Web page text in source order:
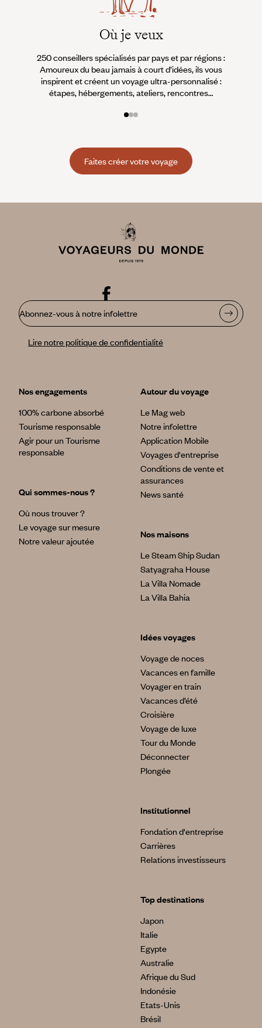
Où je veux
250 conseillers spécialisés par pays et par régions :
Amoureux du beau jamais à court d’idées, ils vous
inspirent et créent un voyage ultra-personnalisé :
étapes, hébergements, ateliers, rencontres…
Faites créer votre voyage
Abonnez-vous à notre infolettre
Lire notre politique de confidentialité
Nos engagements
100% carbone absorbé
Tourisme responsable
Agir pour un Tourisme
responsable
Qui sommes-nous ?
Où nous trouver ?
Le voyage sur mesure
Notre valeur ajoutée
Autour du voyage
Le Mag web
Notre infolettre
Application Mobile
Voyages d'entreprise
Conditions de vente et
assurances
News santé
Nos maisons
Le Steam Ship Sudan
Satyagraha House
La Villa Nomade
La Villa Bahia
Idées voyages
Voyage de noces
Vacances en famille
Voyager en train
Vacances d’été
Croisière
Voyage de luxe
Tour du Monde
Déconnecter
Plongée
Institutionnel
Fondation d'entreprise
Carrières
Relations investisseurs
Top destinations
Japon
Italie
Egypte
Australie
Afrique du Sud
Indonésie
Etats-Unis
Brésil